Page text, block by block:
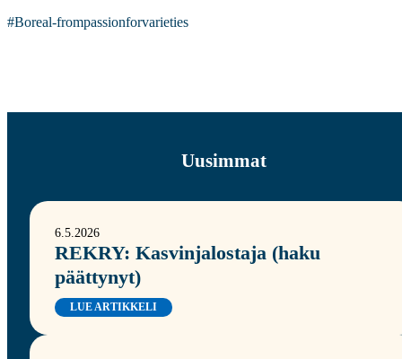
#Boreal-frompassionforvarieties
Uusimmat
6.5.2026
REKRY: Kasvinjalostaja (haku
päättynyt)
LUE ARTIKKELI